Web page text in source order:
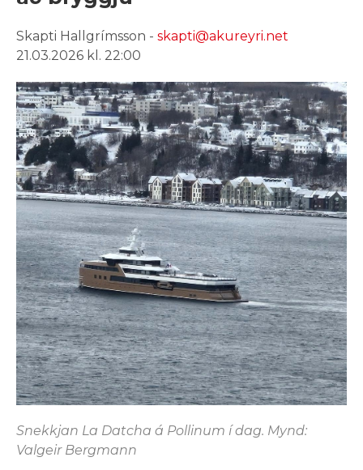
Skapti Hallgrímsson - skapti@akureyri.net
21.03.2026 kl. 22:00
Snekkjan La Datcha á Pollinum í dag. Mynd:
Valgeir Bergmann